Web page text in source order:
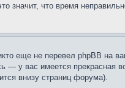
значит, что время
еще не перевел phpBB на
— у вас имеется прекрасная
внизу страниц форума).